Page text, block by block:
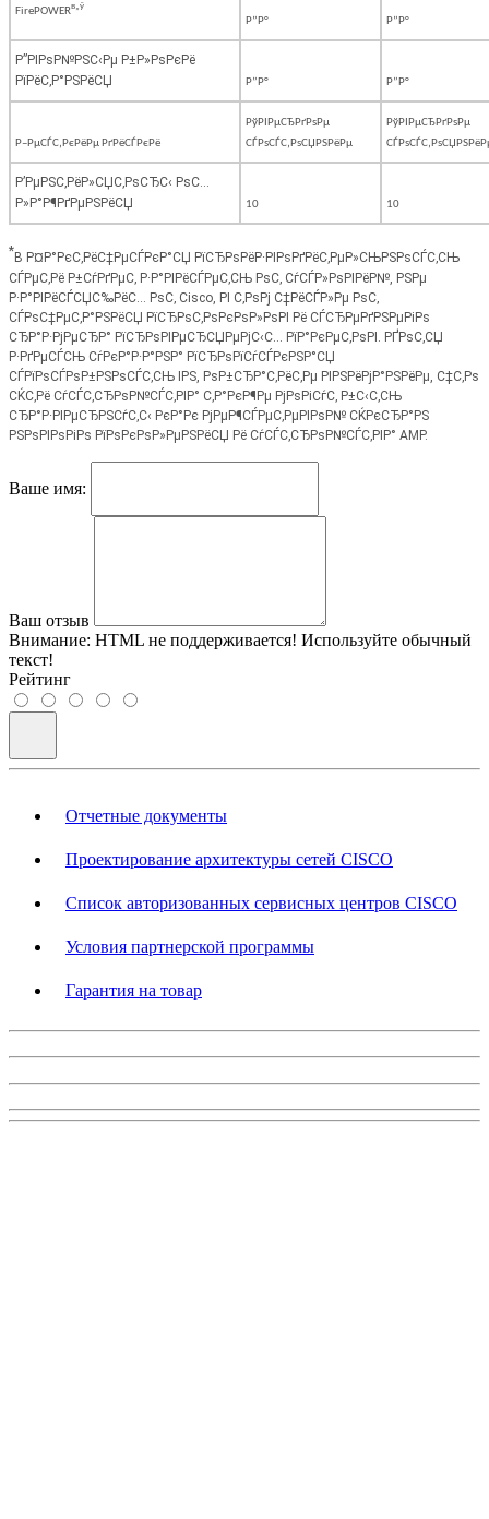
FirePOWERв„ў
Р”Р° Р”Р°
Р”РІРѕР№РЅС‹Рµ Р±Р»РѕРєРё
РїРёС‚Р°РЅРёСЏ
Р”Р° Р”Р°
Р–РµСЃС‚РєРёРµ РґРёСЃРєРё
РўРІРµСЂРґРѕРµ
СЃРѕСЃС‚РѕСЏРЅРёРµ
РўРІРµСЂРґРѕРµ
Р’РµРЅС‚РёР»СЏС‚РѕСЂС‹ РѕС…
Р»Р°Р¶РґРµРЅРёСЏ
10 10
*В Р¤Р°РєС‚РёС‡РµСЃРєР°СЏ РїСЂРѕРёР·РІРѕРґРёС‚РµР»СЊРЅРѕСЃС‚СЊ
СЃРµС‚Рё Р±СѓРґРµС‚ Р·Р°РІРёСЃРµС‚СЊ РѕС‚ СѓСЃР»РѕРІРёР№, РЅРµ
Р·Р°РІРёСЃСЏС‰РёС… РѕС‚ Cisco, РІ С‚РѕРј С‡РёСЃР»Рµ РѕС‚
СЃРѕС‡РµС‚Р°РЅРёСЏ РїСЂРѕС‚РѕРєРѕР»РѕРІ Рё СЃСЂРµРґРЅРµРіРѕ
СЂР°Р·РјРµСЂР° РїСЂРѕРІРµСЂСЏРµРјС‹С… РїР°РєРµС‚РѕРІ. РҐРѕС‚СЏ
Р·РґРµСЃСЊ СѓРєР°Р·Р°РЅР° РїСЂРѕРїСѓСЃРєРЅР°СЏ
СЃРїРѕСЃРѕР±РЅРѕСЃС‚СЊ IPS, РѕР±СЂР°С‚РёС‚Рµ РІРЅРёРјР°РЅРёРµ, С‡С‚Рѕ
СЌС‚Рё СѓСЃС‚СЂРѕР№СЃС‚РІР° С‚Р°РєР¶Рµ РјРѕРіСѓС‚ Р±С‹С‚СЊ
СЂР°Р·РІРµСЂРЅСѓС‚С‹ РєР°Рє РјРµР¶СЃРµС‚РµРІРѕР№ СЌРєСЂР°РЅ
РЅРѕРІРѕРіРѕ РїРѕРєРѕР»РµРЅРёСЏ Рё СѓСЃС‚СЂРѕР№СЃС‚РІР° AMP.
Ваше имя:
Ваш отзыв
Внимание: HTML не поддерживается! Используйте обычный
текст!
Рейтинг
Отчетные документы
Проектирование архитектуры сетей CISCO
Список авторизованных сервисных центров CISCO
Условия партнерской программы
Гарантия на товар